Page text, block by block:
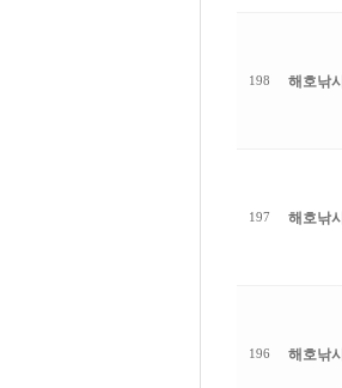
198 해호낚시
197 해호낚시
196 해호낚시